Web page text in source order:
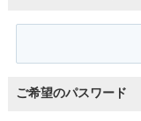
ご希望のパスワード